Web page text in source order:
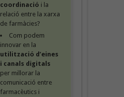
coordinació i la
relació entre la xarxa
de farmàcies?
Com podem
innovar en la
utilització d’eines
i canals digitals
per millorar la
comunicació entre
farmacèutics i